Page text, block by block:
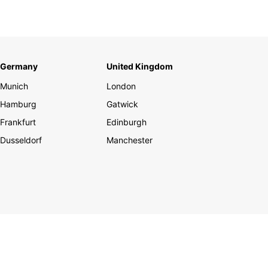
Germany
Munich
Hamburg
Frankfurt
Dusseldorf
United Kingdom
London
Gatwick
Edinburgh
Manchester